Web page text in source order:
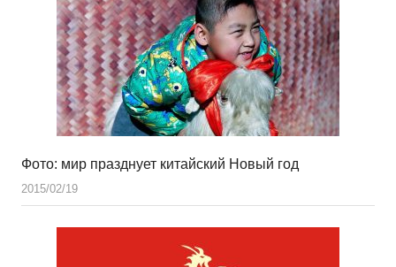
Фото: мир празднует китайский Новый год
2015/02/19